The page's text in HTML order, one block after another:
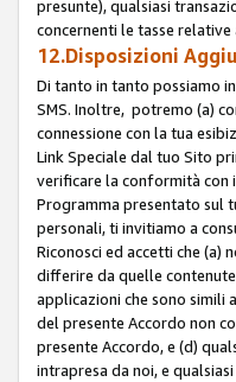
presunte), qualsiasi
concernenti le tasse
12.Disposizioni
Di tanto in tanto possiamo
SMS. Inoltre, potremo (a)
connessione con la tua
Link Speciale dal tuo Sito
verificare la conformità con
Programma presentato sul
personali, ti invitiamo a
Riconosci ed accetti che
differire da quelle
applicazioni che sono simili
del presente Accordo non
presente Accordo, e (d)
intrapresa da noi, e